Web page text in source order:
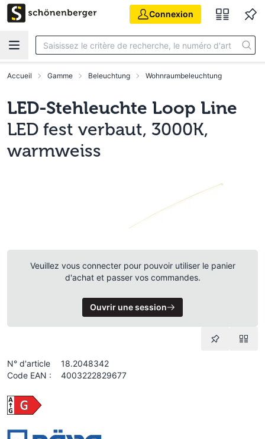
Aller au contenu principal
Connexion
Accueil Gamme Beleuchtung Wohnraumbeleuchtung
LED-Stehleuchte Loop Line
LED fest verbaut, 3000K,
warmweiss
Veuillez vous connecter pour pouvoir utiliser le panier
d'achat et passer vos commandes.
Ouvrir une session
N° d'article
18.2048342
Code EAN :
4003222829677